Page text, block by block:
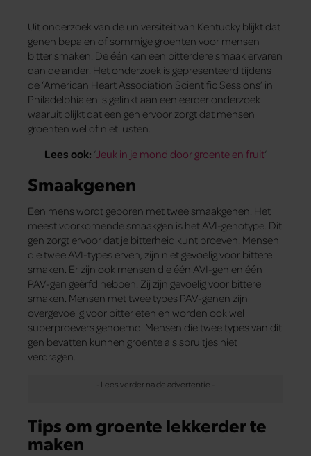
Uit onderzoek van de universiteit van Kentucky blijkt dat
genen bepalen of sommige groenten voor mensen
bitter smaken. De één kan een bitterdere smaak ervaren
dan de ander. Het onderzoek is gepresenteerd tijdens
de ‘American Heart Association Scientific Sessions’ in
Philadelphia en is gelinkt aan een eerder onderzoek
waaruit blijkt dat een gen ervoor zorgt dat mensen
groenten wel of niet lusten.
Lees ook: ‘Jeuk in je mond door groente en fruit‘
Smaakgenen
Een mens wordt geboren met twee smaakgenen. Het
meest voorkomende smaakgen is het AVI-genotype. Dit
gen zorgt ervoor dat je bitterheid kunt proeven. Mensen
die twee AVI-types erven, zijn niet gevoelig voor bittere
smaken. Er zijn ook mensen die één AVI-gen en één
PAV-gen geërfd hebben. Zij zijn gevoelig voor bittere
smaken. Mensen met twee types PAV-genen zijn
overgevoelig voor bitter eten en worden ook wel
superproevers genoemd. Mensen die twee types van dit
gen bevatten kunnen groente als spruitjes niet
verdragen.
Tips om groente lekkerder te
maken